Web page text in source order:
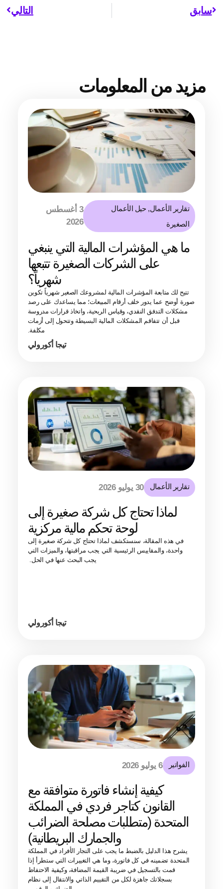
سابق التالي
مزيد من المعلومات
تقارير الأعمال,حيل الأعمال
الصغيرة
3 أغسطس
2026
ما هي المؤشرات المالية التي ينبغي
على الشركات الصغيرة تتبعها
شهرياً؟
تتيح لك متابعة المؤشرات المالية لمشروعك الصغير شهرياً تكوين
صورة أوضح عما يدور خلف أرقام المبيعات؛ مما يساعدك على رصد
مشكلات التدفق النقدي، وقياس الربحية، واتخاذ قرارات مدروسة
قبل أن تتفاقم المشكلات المالية البسيطة وتتحول إلى أزمات
مكلفة.
تيجا أكورولي
تقارير الأعمال 30 يوليو 2026
لماذا تحتاج كل شركة صغيرة إلى
لوحة تحكم مالية مركزية
في هذه المقالة، سنستكشف لماذا تحتاج كل شركة صغيرة إلى
واحدة، والمقاييس الرئيسية التي يجب مراقبتها، والميزات التي
يجب البحث عنها في الحل.
تيجا أكورولي
الفواتير 6 يوليو 2026
كيفية إنشاء فاتورة متوافقة مع
القانون كتاجر فردي في المملكة
المتحدة (متطلبات مصلحة الضرائب
والجمارك البريطانية)
يشرح هذا الدليل بالضبط ما يجب على التجار الأفراد في المملكة
المتحدة تضمينه في كل فاتورة، وما هي التغييرات التي ستطرأ إذا
قمت بالتسجيل في ضريبة القيمة المضافة، وكيفية الاحتفاظ
بسجلاتك جاهزة لكل من التقييم الذاتي والانتقال إلى نظام